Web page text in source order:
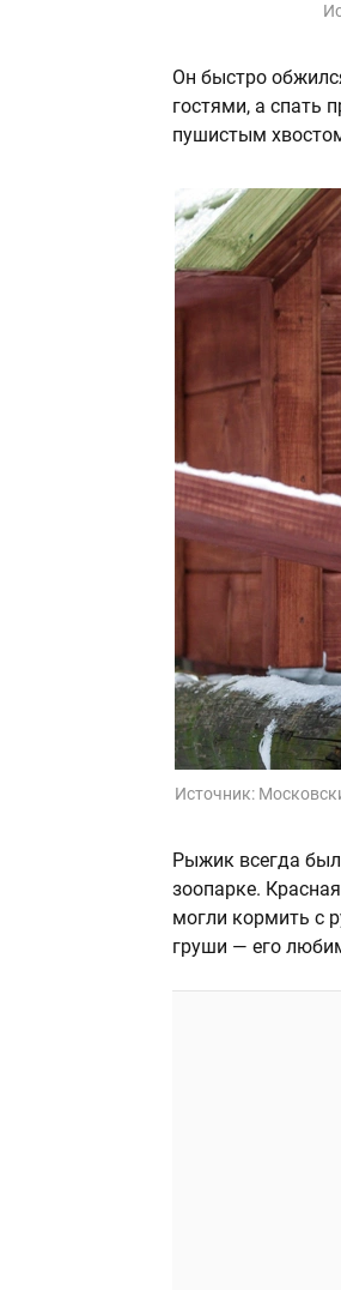
Он быстро
гостями, а спать
пушистым
Источник:
Рыжик всегда
зоопарке.
могли кормить с
груши — его